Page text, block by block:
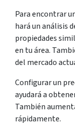
Para encontrar
hará un análisis
propiedades
en tu área.
del mercado
Configurar un
ayudará a
También
rápidamente.